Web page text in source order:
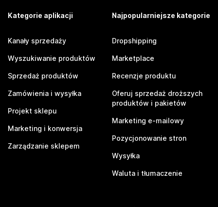
Kategorie aplikacji
Kanały sprzedaży
Wyszukiwanie produktów
Sprzedaż produktów
Zamówienia i wysyłka
Projekt sklepu
Marketing i konwersja
Zarządzanie sklepem
Najpopularniejsze kategorie
Dropshipping
Marketplace
Recenzje produktu
Oferuj sprzedaż droższych
produktów i pakietów
Marketing e-mailowy
Pozycjonowanie stron
Wysyłka
Waluta i tłumaczenie